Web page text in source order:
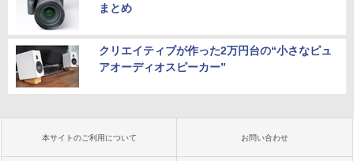
まとめ
クリエイティブが作った2万円台の“小さなピュ
アオーディオスピーカー”
本サイトのご利用について お問い合わせ